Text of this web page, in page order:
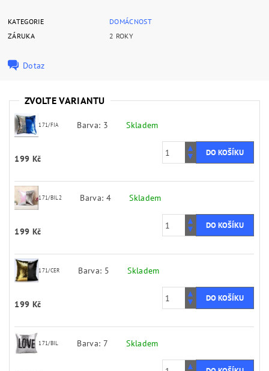
KATEGORIE
DOMÁCNOST
ZÁRUKA
2 ROKY
Dotaz
ZVOLTE VARIANTU
171/FIA Barva: 3 Skladem
199 Kč
171/BIL2 Barva: 4 Skladem
199 Kč
171/CER Barva: 5 Skladem
199 Kč
171/BIL Barva: 7 Skladem